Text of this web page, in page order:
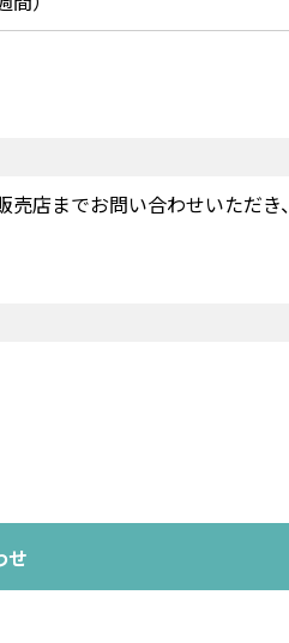
店までお問い合わせいただき、
せ